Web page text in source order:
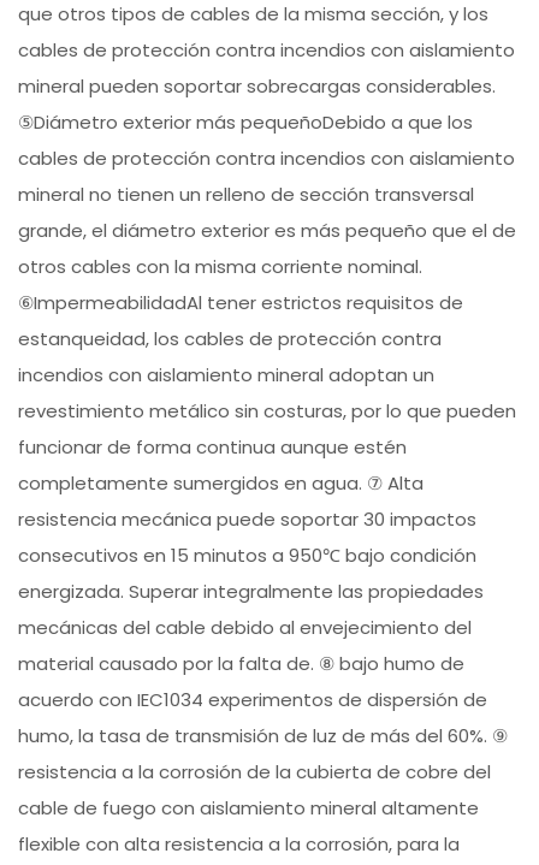
que otros tipos de cables de la misma sección, y los
cables de protección contra incendios con aislamiento
mineral pueden soportar sobrecargas considerables.
⑤Diámetro exterior más pequeñoDebido a que los
cables de protección contra incendios con aislamiento
mineral no tienen un relleno de sección transversal
grande, el diámetro exterior es más pequeño que el de
otros cables con la misma corriente nominal.
⑥ImpermeabilidadAl tener estrictos requisitos de
estanqueidad, los cables de protección contra
incendios con aislamiento mineral adoptan un
revestimiento metálico sin costuras, por lo que pueden
funcionar de forma continua aunque estén
completamente sumergidos en agua. ⑦ Alta
resistencia mecánica puede soportar 30 impactos
consecutivos en 15 minutos a 950℃ bajo condición
energizada. Superar integralmente las propiedades
mecánicas del cable debido al envejecimiento del
material causado por la falta de. ⑧ bajo humo de
acuerdo con IEC1034 experimentos de dispersión de
humo, la tasa de transmisión de luz de más del 60%. ⑨
resistencia a la corrosión de la cubierta de cobre del
cable de fuego con aislamiento mineral altamente
flexible con alta resistencia a la corrosión, para la